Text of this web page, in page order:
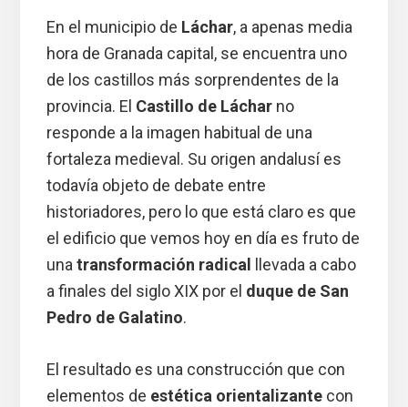
En el municipio de Láchar, a apenas media
hora de Granada capital, se encuentra uno
de los castillos más sorprendentes de la
provincia. El Castillo de Lácharno
responde a la imagen habitual de una
fortaleza medieval. Su origen andalusí es
todavía objeto de debate entre
historiadores, pero lo que está claro es que
el edificio que vemos hoy en día es fruto de
una transformación radical
llevada a cabo
a finales del siglo XIX por el duque de San
Pedro de Galatino.
El resultado es una construcción que con
elementos de estética orientalizantecon